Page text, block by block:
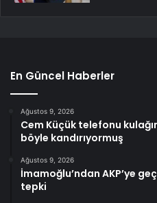
En Güncel Haberler
Ağustos 9, 2026
Cem Küçük telefonu
böyle kandırıyormuş
Ağustos 9, 2026
İmamoğlu’ndan AKP’ye
tepki